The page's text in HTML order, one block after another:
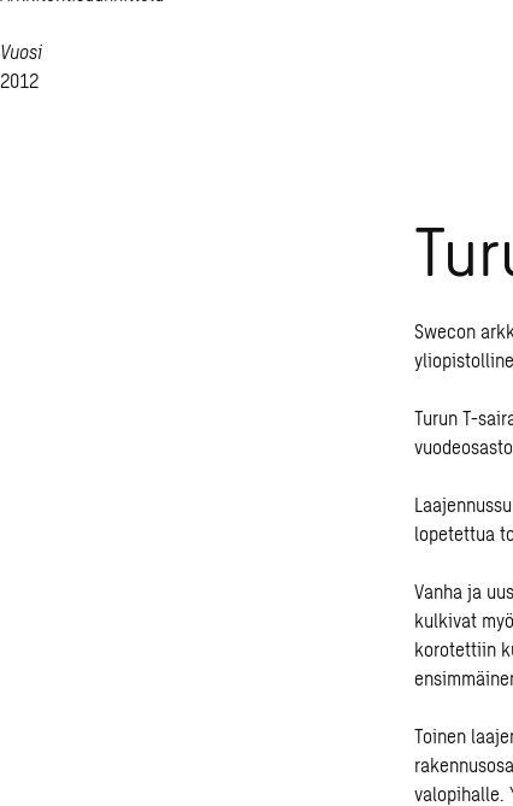
Vuosi
2012
Swecon
Turun T-
lopetettua
Vanha ja
kulkivat
korotettiin
Toinen
valopihalle.